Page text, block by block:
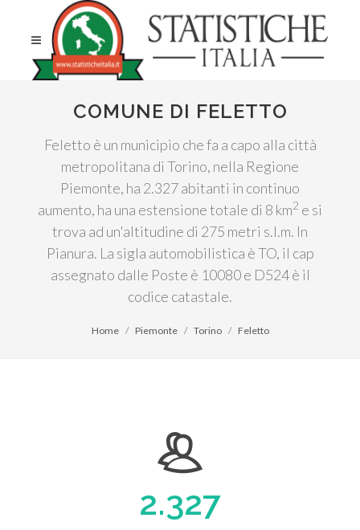
COMUNE DI FELETTO
Feletto è un municipio che fa a capo alla città
metropolitana di Torino, nella Regione
Piemonte, ha 2.327 abitanti in continuo
aumento, ha una estensione totale di 8 km2 e si
trova ad un'altitudine di 275 metri s.l.m. In
Pianura. La sigla automobilistica è TO, il cap
assegnato dalle Poste è 10080 e D524 è il
codice catastale.
Home Piemonte Torino Feletto
2.327